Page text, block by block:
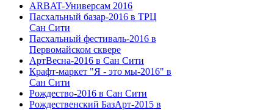
ARBAT-Универсам 2016
Пасхальный базар-2016 в ТРЦ
Сан Сити
Пасхальный фестиваль-2016 в
Первомайском сквере
АртВесна-2016 в Сан Сити
Крафт-маркет "Я - это мы-2016" в
Сан Сити
Рождество-2016 в Сан Сити
Рождественский БазАрт-2015 в